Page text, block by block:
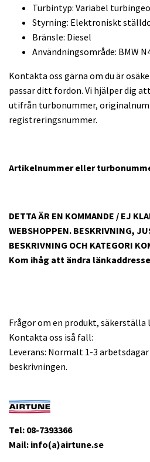
Turbintyp: Variabel
Styrning: Elektroniskt
Bränsle: Diesel
Användningsområde: BMW
Kontakta oss gärna om du är
passar ditt fordon. Vi hjälper dig
utifrån turbonummer,
registreringsnummer.
Artikelnummer eller
DETTA ÄR EN KOMMANDE / EJ
WEBSHOPPEN. BESKRIVNING,
BESKRIVNING OCH KATEGORI
Kom ihåg att ändra
Frågor om en produkt, säkerställa
Kontakta oss iså fall:
Leverans: Normalt 1-3
beskrivningen.
Tel: 08-7393366
Mail: info(a)airtune.se